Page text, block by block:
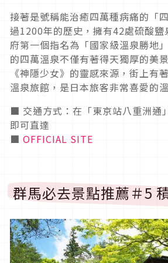
接著是號稱能治癒四萬種病痛的「
過1200年的歷史，擁有42處硫酸鹽
府第一個指名為「國家級溫泉勝地
的四萬溫泉不僅有著得天獨厚的美
《神隱少女》的靈感來源，街上有
溫泉旅館，是日本旅客非常喜愛的
■ 交通方式：在「東京站八重洲通
即可直達
■ OFFICIAL SITE
群馬必去景點推薦＃5